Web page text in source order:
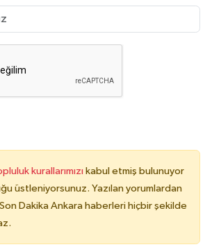
kurallarımızı kabul etmiş bulunuyor
üstleniyorsunuz. Yazılan yorumlardan
Dakika Ankara haberleri hiçbir şekilde